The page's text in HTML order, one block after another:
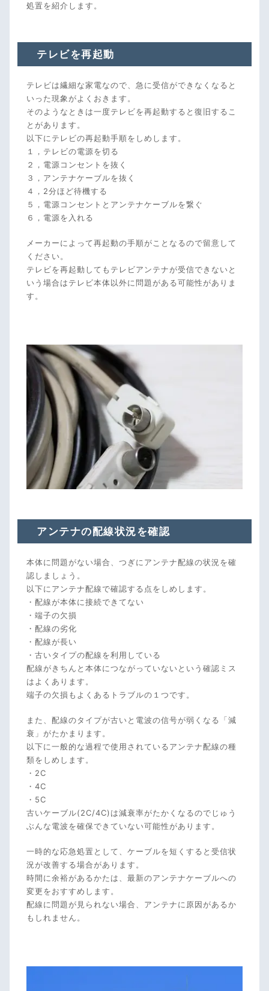
処置を紹介します。
テレビを再起動
テレビは繊細な家電なので、急に受信ができなくなると
いった現象がよくおきます。
そのようなときは一度テレビを再起動すると復旧するこ
とがあります。
以下にテレビの再起動手順をしめします。
１，テレビの電源を切る
２，電源コンセントを抜く
３，アンテナケーブルを抜く
４，2分ほど待機する
５，電源コンセントとアンテナケーブルを繋ぐ
６，電源を入れる
メーカーによって再起動の手順がことなるので留意して
ください。
テレビを再起動してもテレビアンテナが受信できないと
いう場合はテレビ本体以外に問題がある可能性がありま
す。
アンテナの配線状況を確認
本体に問題がない場合、つぎにアンテナ配線の状況を確
認しましょう。
以下にアンテナ配線で確認する点をしめします。
・配線が本体に接続できてない
・端子の欠損
・配線の劣化
・配線が長い
・古いタイプの配線を利用している
配線がきちんと本体につながっていないという確認ミス
はよくあります。
端子の欠損もよくあるトラブルの１つです。
また、配線のタイプが古いと電波の信号が弱くなる「減
衰」がたかまります。
以下に一般的な過程で使用されているアンテナ配線の種
類をしめします。
・2C
・4C
・5C
古いケーブル(2C/4C)は減衰率がたかくなるのでじゅう
ぶんな電波を確保できていない可能性があります。
一時的な応急処置として、ケーブルを短くすると受信状
況が改善する場合があります。
時間に余裕があるかたは、最新のアンテナケーブルへの
変更をおすすめします。
配線に問題が見られない場合、アンテナに原因があるか
もしれません。